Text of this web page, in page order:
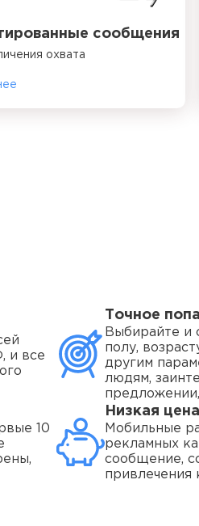
сообщения
охвата
и все
Точное
Выбирайте и
полу,
другим
людям,
10
Низкая цена
Мобильные
рекламных
сообщение,
привлечения